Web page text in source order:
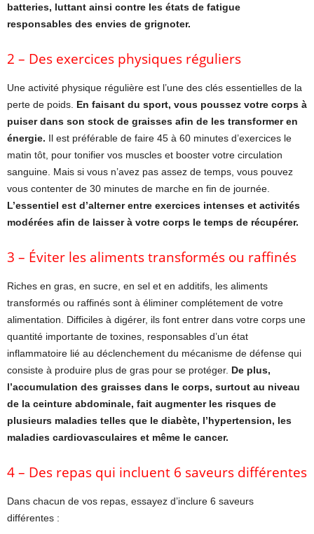
batteries, luttant ainsi contre les états de fatigue
responsables des envies de grignoter.
2 – Des exercices physiques réguliers
Une activité physique régulière est l’une des clés essentielles de la
perte de poids. En faisant du sport, vous poussez votre corps à
puiser dans son stock de graisses afin de les transformer en
énergie. Il est préférable de faire 45 à 60 minutes d’exercices le
matin tôt, pour tonifier vos muscles et booster votre circulation
sanguine. Mais si vous n’avez pas assez de temps, vous pouvez
vous contenter de 30 minutes de marche en fin de journée.
L’essentiel est d’alterner entre exercices intenses et activités
modérées afin de laisser à votre corps le temps de récupérer.
3 – Éviter les aliments transformés ou raffinés
Riches en gras, en sucre, en sel et en additifs, les aliments
transformés ou raffinés sont à éliminer complétement de votre
alimentation. Difficiles à digérer, ils font entrer dans votre corps une
quantité importante de toxines, responsables d’un état
inflammatoire lié au déclenchement du mécanisme de défense qui
consiste à produire plus de gras pour se protéger. De plus,
l’accumulation des graisses dans le corps, surtout au niveau
de la ceinture abdominale, fait augmenter les risques de
plusieurs maladies telles que le diabète, l’hypertension, les
maladies cardiovasculaires et même le cancer.
4 – Des repas qui incluent 6 saveurs différentes
Dans chacun de vos repas, essayez d’inclure 6 saveurs
différentes :